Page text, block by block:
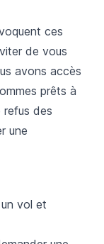
ces
de vous
avons accès
prêts à
des
une
vol et